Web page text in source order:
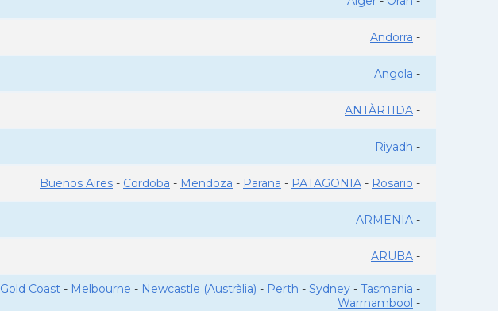
Andorra -
Angola -
ANTÀRTIDA -
Riyadh -
Buenos Aires - Cordoba - Mendoza - Parana - PATAGONIA - Rosario -
ARMENIA -
ARUBA -
Gold Coast - Melbourne - Newcastle (Austràlia) - Perth - Sydney - Tasmania -
Warrnambool -